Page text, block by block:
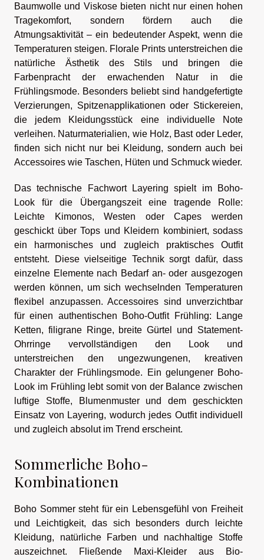
Baumwolle und Viskose bieten nicht nur einen hohen
Tragekomfort, sondern fördern auch die
Atmungsaktivität – ein bedeutender Aspekt, wenn die
Temperaturen steigen. Florale Prints unterstreichen die
natürliche Ästhetik des Stils und bringen die
Farbenpracht der erwachenden Natur in die
Frühlingsmode. Besonders beliebt sind handgefertigte
Verzierungen, Spitzenapplikationen oder Stickereien,
die jedem Kleidungsstück eine individuelle Note
verleihen. Naturmaterialien, wie Holz, Bast oder Leder,
finden sich nicht nur bei Kleidung, sondern auch bei
Accessoires wie Taschen, Hüten und Schmuck wieder.
Das technische Fachwort Layering spielt im Boho-
Look für die Übergangszeit eine tragende Rolle:
Leichte Kimonos, Westen oder Capes werden
geschickt über Tops und Kleidern kombiniert, sodass
ein harmonisches und zugleich praktisches Outfit
entsteht. Diese vielseitige Technik sorgt dafür, dass
einzelne Elemente nach Bedarf an- oder ausgezogen
werden können, um sich wechselnden Temperaturen
flexibel anzupassen. Accessoires sind unverzichtbar
für einen authentischen Boho-Outfit Frühling: Lange
Ketten, filigrane Ringe, breite Gürtel und Statement-
Ohrringe vervollständigen den Look und
unterstreichen den ungezwungenen, kreativen
Charakter der Frühlingsmode. Ein gelungener Boho-
Look im Frühling lebt somit von der Balance zwischen
luftige Stoffe, Blumenmuster und dem geschickten
Einsatz von Layering, wodurch jedes Outfit individuell
und zugleich absolut im Trend erscheint.
Sommerliche Boho-
Kombinationen
Boho Sommer steht für ein Lebensgefühl von Freiheit
und Leichtigkeit, das sich besonders durch leichte
Kleidung, natürliche Farben und nachhaltige Stoffe
auszeichnet. Fließende Maxi-Kleider aus Bio-